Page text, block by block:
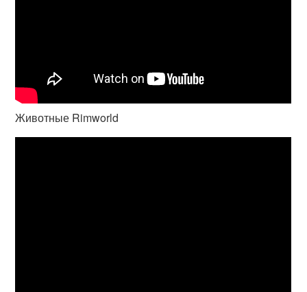
Животные Rimworld